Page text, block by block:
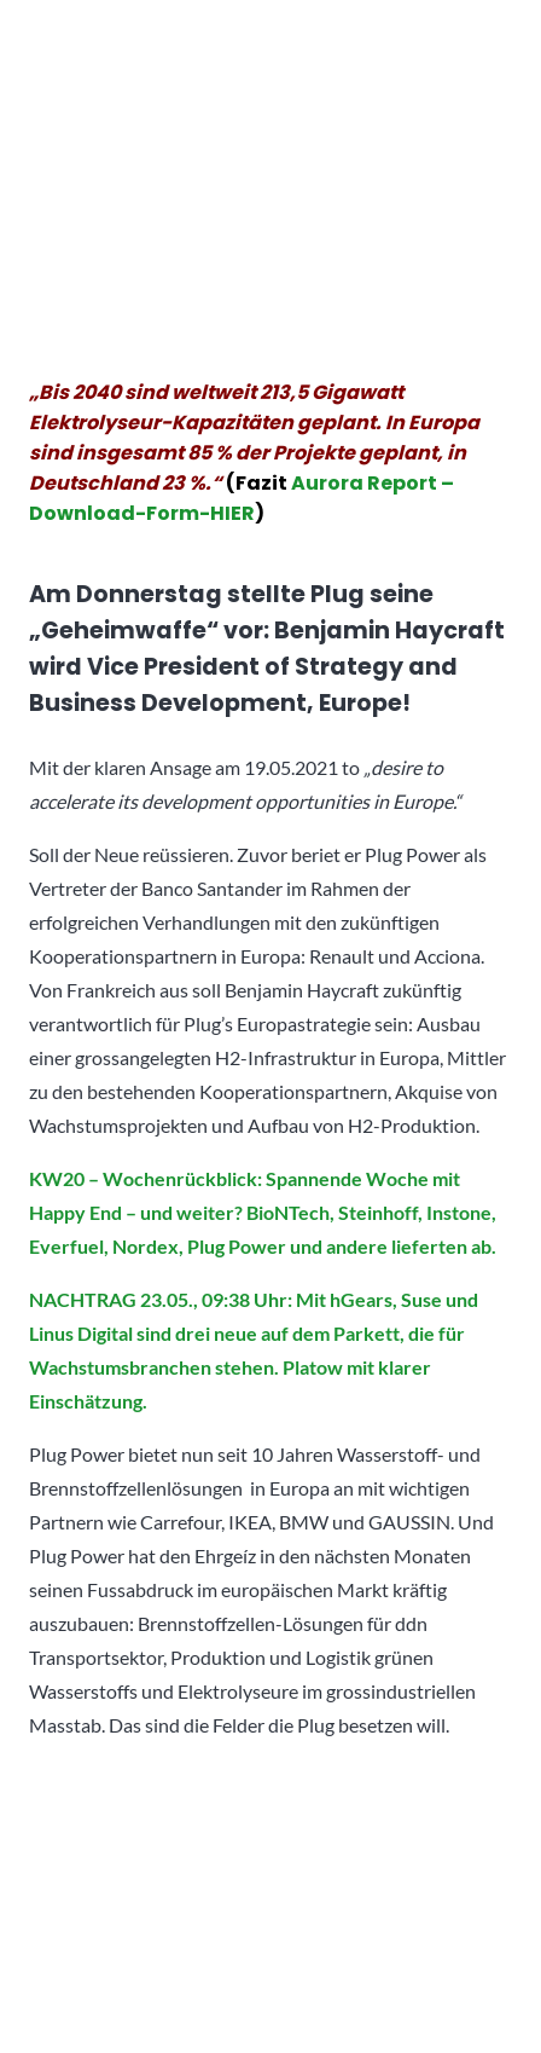
„Bis 2040 sind weltweit 213,5 Gigawatt
Elektrolyseur-Kapazitäten geplant. In Europa
sind insgesamt 85 % der Projekte geplant, in
Deutschland 23 %.“(FazitAurora Report –
Download-Form-HIER)
Am Donnerstag stellte Plug seine
„Geheimwaffe“ vor:Benjamin Haycraft
wird Vice President of Strategy and
Business Development, Europe!
Mit der klaren Ansage am 19.05.2021 to „desire to
accelerate its development opportunities in Europe.“
Soll der Neue reüssieren. Zuvor beriet er Plug Power als
Vertreter der Banco Santander im Rahmen der
erfolgreichen Verhandlungen mit den zukünftigen
Kooperationspartnern in Europa: Renault und Acciona.
Von Frankreich aus soll Benjamin Haycraft zukünftig
verantwortlich für Plug’s Europastrategie sein: Ausbau
einer grossangelegten H2-Infrastruktur in Europa, Mittler
zu den bestehenden Kooperationspartnern, Akquise von
Wachstumsprojekten und Aufbau von H2-Produktion.
KW20 – Wochenrückblick: Spannende Woche mit
Happy End – und weiter? BioNTech, Steinhoff, Instone,
Everfuel, Nordex, Plug Power und andere lieferten ab.
NACHTRAG 23.05., 09:38 Uhr: Mit hGears, Suse und
Linus Digital sind drei neue auf dem Parkett, die für
Wachstumsbranchen stehen. Platow mit klarer
Einschätzung.
Plug Power bietet nun seit 10 Jahren Wasserstoff- und
Brennstoffzellenlösungen in Europa an mit wichtigen
Partnern wie Carrefour, IKEA, BMW und GAUSSIN. Und
Plug Power hat den Ehrgeíz in den nächsten Monaten
seinen Fussabdruck im europäischen Markt kräftig
auszubauen: Brennstoffzellen-Lösungen für ddn
Transportsektor, Produktion und Logistik grünen
Wasserstoffs und Elektrolyseure im grossindustriellen
Masstab. Das sind die Felder die Plug besetzen will.